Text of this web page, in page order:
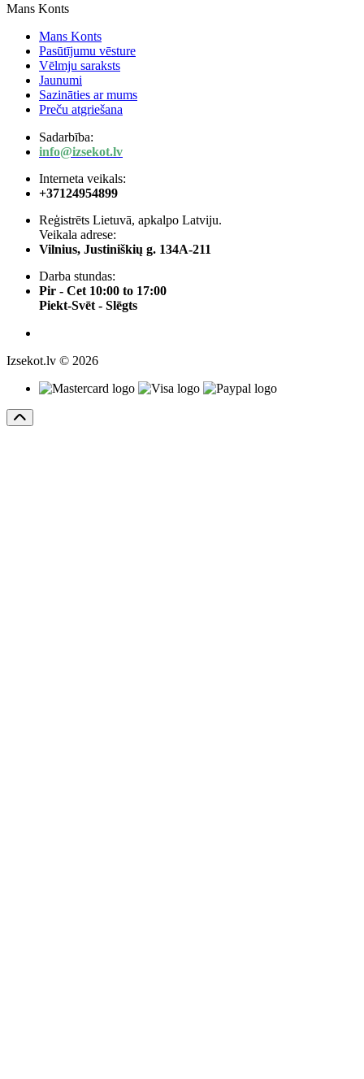
Mans Konts
Mans Konts
Pasūtījumu vēsture
Vēlmju saraksts
Jaunumi
Sazināties ar mums
Preču atgriešana
Sadarbība:
info@izsekot.lv
Interneta veikals:
+37124954899
Reģistrēts Lietuvā, apkalpo Latviju.
Veikala adrese:
Vilnius, Justiniškių g. 134A-211
Darba stundas:
Pir - Cet 10:00 to 17:00
Piekt-Svēt - Slēgts
Izsekot.lv © 2026